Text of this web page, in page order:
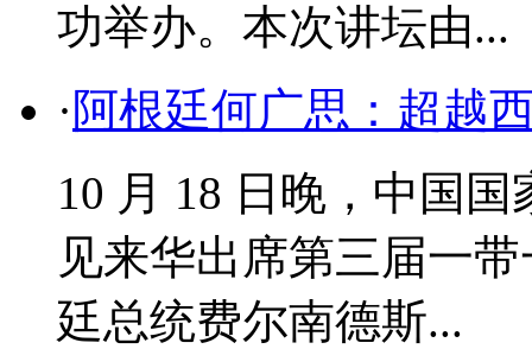
功举办。本次讲坛由...
·阿根廷何广思：超越
​10 月 18 日晚，中国
见来华出席第三届一
廷总统费尔南德斯...